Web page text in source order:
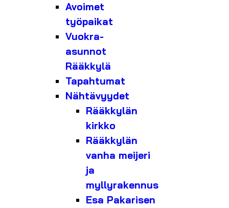
Avoimet
työpaikat
Vuokra-
asunnot
Rääkkylä
Tapahtumat
Nähtävyydet
Rääkkylän
kirkko
Rääkkylän
vanha meijeri
ja
myllyrakennus
Esa Pakarisen